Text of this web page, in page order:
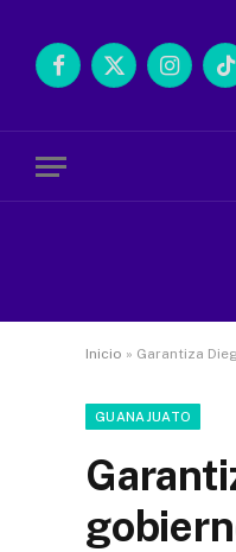
Facebook
X
Inicio » Garantiza
GUANAJUATO